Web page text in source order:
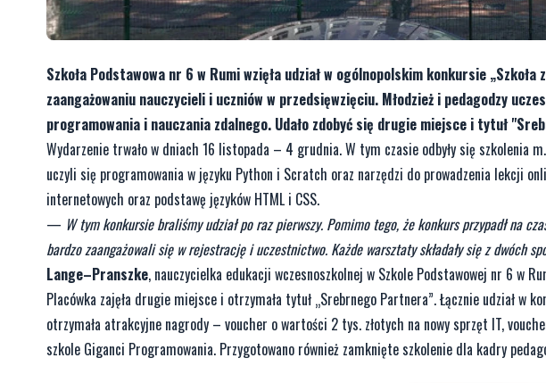
Szkoła Podstawowa nr 6 w Rumi wzięła udział w ogólnopolskim konkursie
zaangażowaniu nauczycieli i uczniów w przedsięwzięciu. Młodzież i pedagodzy
programowania i nauczania zdalnego. Udało zdobyć się drugie miejsce i tytuł
Wydarzenie trwało w dniach 16 listopada – 4 grudnia. W tym czasie odbyły się szkolenia
uczyli się programowania w języku Python i Scratch oraz narzędzi do prowadzenia lekcji
internetowych oraz podstawę języków HTML i CSS.
— W tym konkursie braliśmy udział po raz pierwszy. Pomimo tego, że konkurs przypadł na
bardzo zaangażowali się w rejestrację i uczestnictwo. Każde warsztaty składały się z dwóch
Lange–Pranszke, nauczycielka edukacji wczesnoszkolnej w Szkole Podstawowej nr 6 w
Placówka zajęła drugie miejsce i otrzymała tytuł „Srebrnego Partnera”. Łącznie udział w
otrzymała atrakcyjne nagrody – voucher o wartości 2 tys. złotych na nowy sprzęt IT,
szkole Giganci Programowania. Przygotowano również zamknięte szkolenie dla kadry